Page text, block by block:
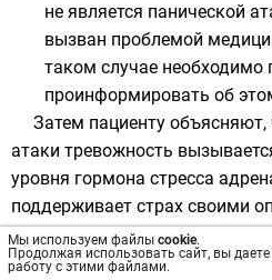
Мы используем файлы cookie.
Продолжая использовать сайт, вы даете
работу с этими файлами.
не является панической
вызван проблемой
таком случае необходимо
проинформировать об
Затем пациенту
атаки тревожность
уровня гормона стресса
поддерживает страх своими
симптомов, то избыточный
адреналин метаболизируется